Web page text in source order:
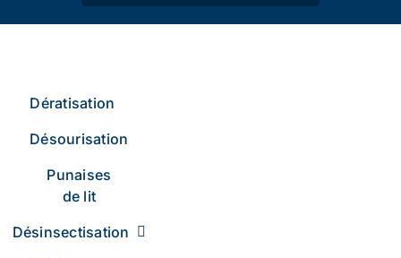
Dératisation
Désourisation
Punaises
de lit
Désinsectisation